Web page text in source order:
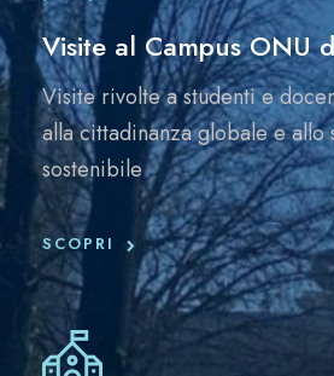
Visite al Campus ONU
Visite rivolte a studenti e
alla cittadinanza globale e allo
sostenibile
SCOPRI